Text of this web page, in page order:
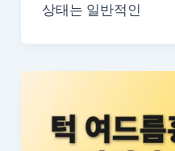
상태는 일반적인